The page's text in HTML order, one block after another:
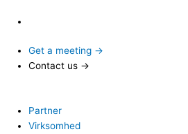
Get a meeting →
Contact us →
Partner
Virksomhed